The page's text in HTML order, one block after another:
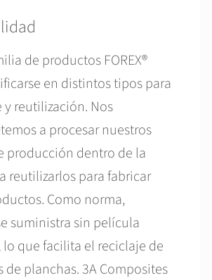
de productos FOREX®
en distintos tipos para
y reutilización. Nos
a procesar nuestros
producción dentro de la
reutilizarlos para fabricar
Como norma,
suministra sin película
que facilita el reciclaje de
de planchas. 3A Composites